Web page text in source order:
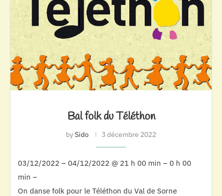
Bal folk du Téléthon
bySido 3 décembre 2022
03/12/2022 – 04/12/2022 @ 21 h 00 min – 0 h 00
min –
On danse folk pour le Téléthon du Val de Sorne